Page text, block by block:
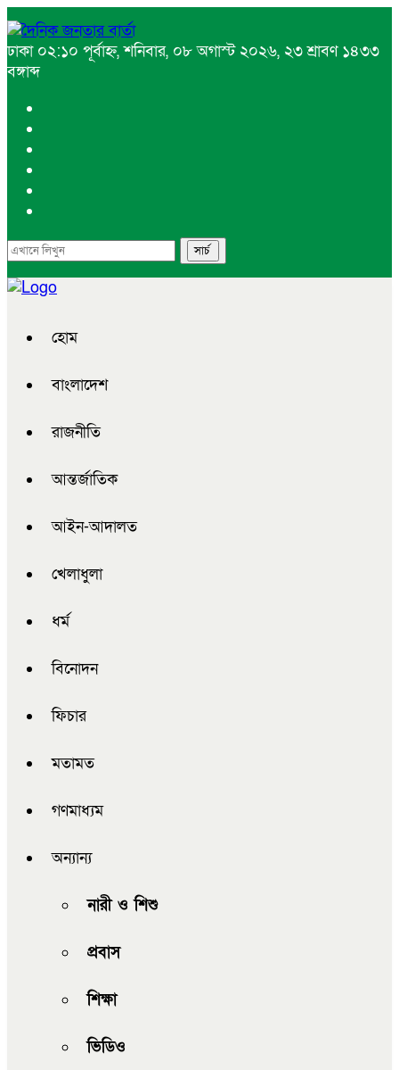
ঢাকা ০২:১০ পূর্বাহ্ন, শনিবার, ০৮ অগাস্ট ২০২৬, ২৩ শ্রাবণ ১৪৩৩
বঙ্গাব্দ
হোম
বাংলাদেশ
রাজনীতি
আন্তর্জাতিক
আইন-আদালত
খেলাধুলা
ধর্ম
বিনোদন
ফিচার
মতামত
গণমাধ্যম
অন্যান্য
নারী ও শিশু
প্রবাস
শিক্ষা
ভিডিও